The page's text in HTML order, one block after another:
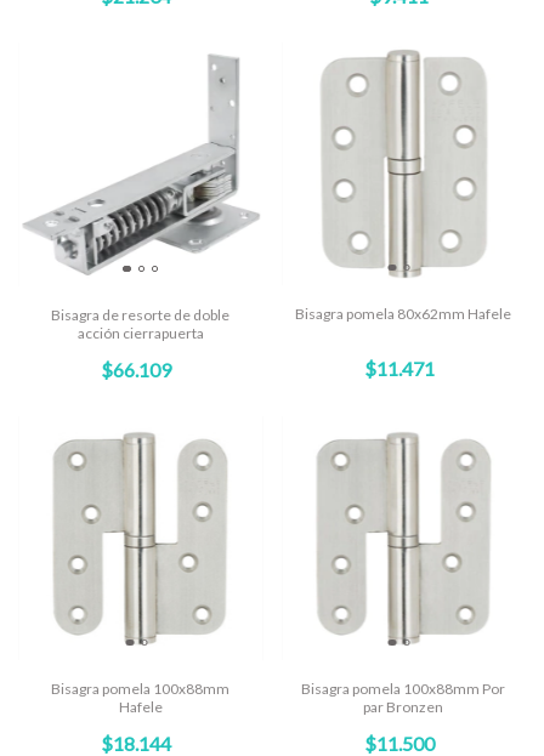
Bisagra de resorte de doble
acción cierrapuerta
$66.109
Bisagra pomela 80x62mm Hafele
$11.471
Bisagra pomela 100x88mm
Hafele
$18.144
Bisagra pomela 100x88mm Por
par Bronzen
$11.500